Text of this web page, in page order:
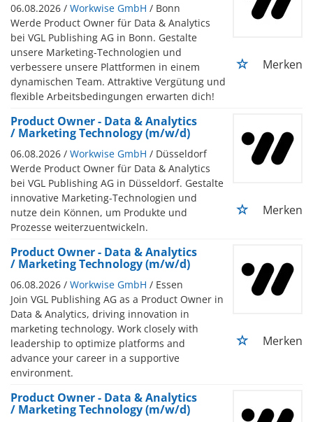
06.08.2026 / Workwise GmbH / Bonn
Werde Product Owner für Data & Analytics
bei VGL Publishing AG in Bonn. Gestalte
unsere Marketing-Technologien und
verbessere unsere Plattformen in einem
dynamischen Team. Attraktive Vergütung und
flexible Arbeitsbedingungen erwarten dich!
Merken
Product Owner - Data & Analytics
/ Marketing Technology (m/w/d)
06.08.2026 / Workwise GmbH / Düsseldorf
Werde Product Owner für Data & Analytics
bei VGL Publishing AG in Düsseldorf. Gestalte
innovative Marketing-Technologien und
nutze dein Können, um Produkte und
Prozesse weiterzuentwickeln.
Merken
Product Owner - Data & Analytics
/ Marketing Technology (m/w/d)
06.08.2026 / Workwise GmbH / Essen
Join VGL Publishing AG as a Product Owner in
Data & Analytics, driving innovation in
marketing technology. Work closely with
leadership to optimize platforms and
advance your career in a supportive
environment.
Merken
Product Owner - Data & Analytics
/ Marketing Technology (m/w/d)